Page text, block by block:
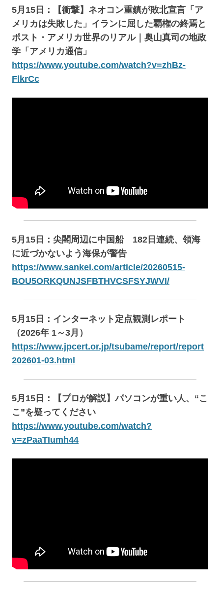
5月15日：【衝撃】ネオコン重鎮が敗北宣言「ア
メリカは失敗した」イランに屈した覇権の終焉と
ポスト・アメリカ世界のリアル｜奥山真司の地政
学「アメリカ通信」
https://www.youtube.com/watch?v=zhBz-
FlkrCc
5月15日：尖閣周辺に中国船 182日連続、領海
に近づかないよう海保が警告
https://www.sankei.com/article/20260515-
BOU5ORKQUNJSFBTHVCSFSYJWVI/
5月15日：インターネット定点観測レポート
（2026年 1～3月）
https://www.jpcert.or.jp/tsubame/report/report
202601-03.html
5月15日：【プロが解説】パソコンが重い人、“こ
こ”を疑ってください
https://www.youtube.com/watch?
v=zPaaTIumh44